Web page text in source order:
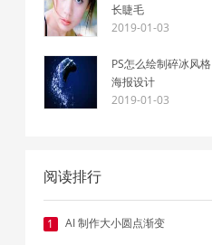
长睫毛
2019-01-03
PS怎么绘制碎冰风格
海报设计
2019-01-03
阅读排行
1 AI 制作大小圆点渐变